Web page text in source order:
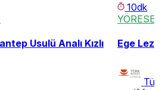
Usulü Analı Kızlı
10dk
YÖRESEL
Ege
Türk